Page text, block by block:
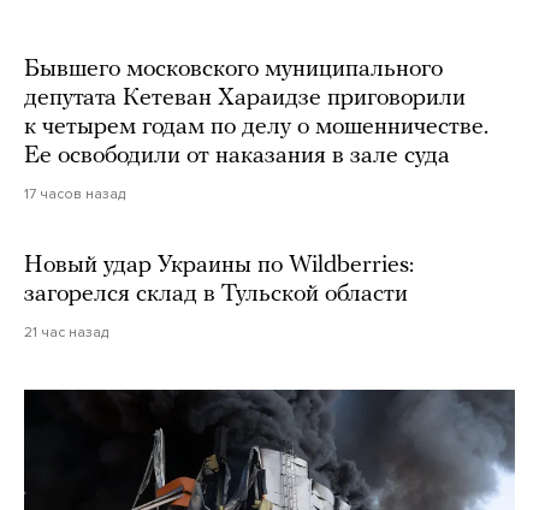
Бывшего московского муниципального
депутата Кетеван Хараидзе приговорили
к четырем годам по делу о мошенничестве.
Ее освободили от наказания в зале суда
17 часов назад
Новый удар Украины по Wildberries:
загорелся склад в Тульской области
21 час назад